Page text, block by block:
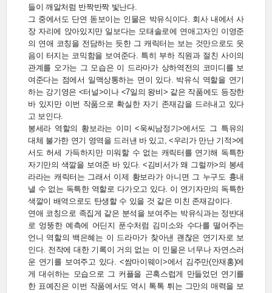
들이 깨알처럼 반짝반짝 빛난다.
그 중에서도 단연 돋보이는 인물은 박유식이다. 회사 내에서 사
장 자리에 앉아있지만 일보다는 모태솔로에 연애고자인 이영준
의 연애 코칭을 전담하는 듯한 그 캐릭터는 보는 것만으로도 웃
음이 터지는 코믹함을 보여준다. 특히 부하 직원과 절친 사이의
관계를 오가는 그 모습은 이 드라마가 상하역전의 코미디를 보
여준다는 점에서 일맥상통하는 면이 있다. 박유식 역할을 연기
하는 강기영은 <터널>이나 <7일의 왕비> 같은 작품에도 등장한
바 있지만 이번 작품으로 확실한 자기 존재감을 드러내고 있다
고 보인다.
봉세라 역할의 황보라는 이미 <욱씨남정기>에서도 그 특유의
대체 불가한 연기 영역을 드러낸 바 있고, <우리가 만난 기적>에
서도 허세 가득하지만 미워할 수 없는 캐릭터를 연기해 독특한
자기만의 색깔을 보여준 바 있다. <김비서가 왜 그럴까>의 봉세
라라는 캐릭터는 그래서 이제 황보라가 아니면 그 누구도 흉내
낼 수 없는 독특한 역할로 다가오고 있다. 이 연기자만의 독특한
색깔이 배역으로도 탄생할 수 있을 것 같은 미친 존재감이다.
연애 코칭으로 족집게 같은 분석을 보여주는 박유식과는 정반대
로 엉뚱한 예측에 어딘지 푼수처럼 김미소와 수다를 떨어주는
언니 역할의 백은혜는 이 드라마가 찾아낸 괜찮은 연기자로 보
인다. 전작에 대한 기록이 거의 없는 이 인물은 너무나 자연스러
운 연기를 보여주고 있다. <쌈마이웨이>에서 김주만(안재홍)에
게 대쉬하는 모습으로 그 커플을 곤혹스럽게 만들었던 연기를
한 표예진은 이번 작품에서도 역시 톡톡 튀는 그만의 매력을 보